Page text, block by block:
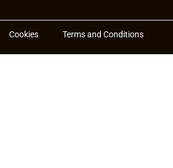
Cookies Terms and Conditions